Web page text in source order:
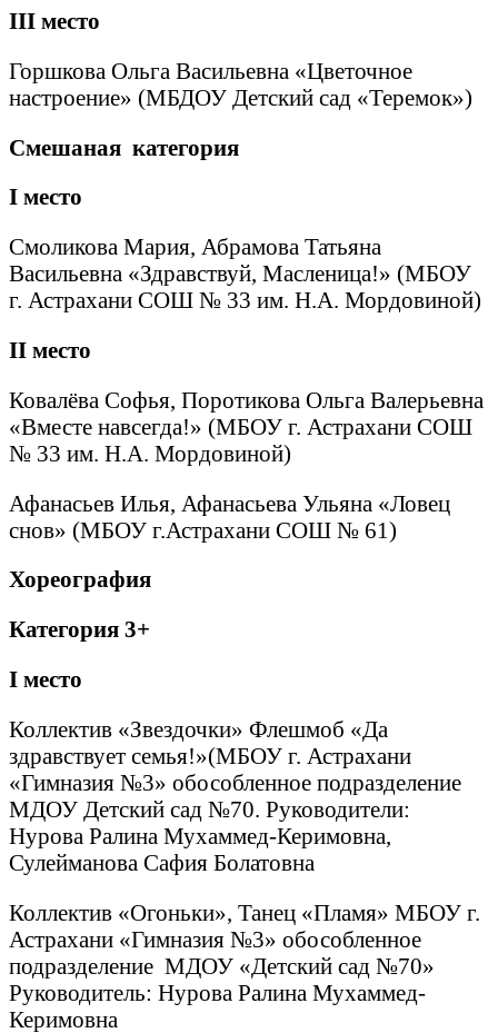
III место
Горшкова Ольга Васильевна «Цветочное
настроение» (МБДОУ Детский сад «Теремок»)
Смешаная категория
I место
Смоликова Мария, Абрамова Татьяна
Васильевна «Здравствуй, Масленица!» (МБОУ
г. Астрахани СОШ № 33 им. Н.А. Мордовиной)
II место
Ковалёва Софья, Поротикова Ольга Валерьевна
«Вместе навсегда!» (МБОУ г. Астрахани СОШ
№ 33 им. Н.А. Мордовиной)
Афанасьев Илья, Афанасьева Ульяна «Ловец
снов» (МБОУ г.Астрахани СОШ № 61)
Хореография
Категория 3+
I место
Коллектив «Звездочки» Флешмоб «Да
здравствует семья!»(МБОУ г. Астрахани
«Гимназия №3» обособленное подразделение
МДОУ Детский сад №70. Руководители:
Нурова Ралина Мухаммед-Керимовна,
Сулейманова Сафия Болатовна
Коллектив «Огоньки», Танец «Пламя» МБОУ г.
Астрахани «Гимназия №3» обособленное
подразделение МДОУ «Детский сад №70»
Руководитель: Нурова Ралина Мухаммед-
Керимовна